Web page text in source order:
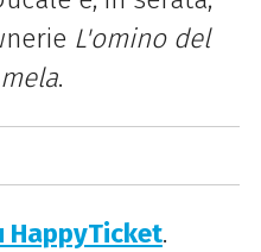
L'omino del
.
.